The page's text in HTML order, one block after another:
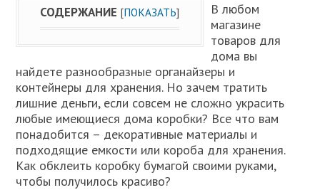
СОДЕРЖАНИЕ [ПОКАЗАТЬ]
В любом
магазине
товаров для
дома вы
найдете разнообразные органайзеры и
контейнеры для хранения. Но зачем тратить
лишние деньги, если совсем не сложно украсить
любые имеющиеся дома коробки? Все что вам
понадобится – декоративные материалы и
подходящие емкости или короба для хранения.
Как обклеить коробку бумагой своими руками,
чтобы получилось красиво?